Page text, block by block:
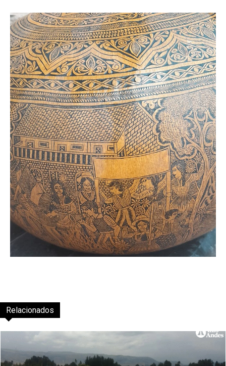
Relacionados